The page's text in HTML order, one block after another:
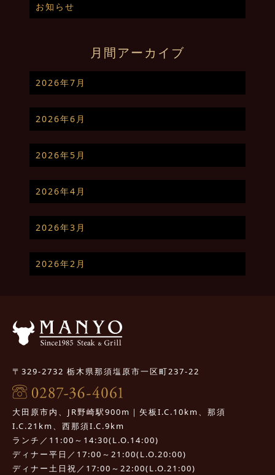
お知らせ
月間アーカイブ
2026年7月
2026年6月
2026年5月
2026年4月
2026年3月
2026年2月
〒329-2732 栃木県那須塩原市一区町237-22
大田原市内、JR野崎駅900m｜矢板I.C.10km、那須
I.C.21km、西那須I.C.9km
ランチ／11:00～14:30(L.O.14:00)
ディナー平日／17:00～21:00(L.O.20:00)
ディナー土日祝／17:00～22:00(L.O.21:00)